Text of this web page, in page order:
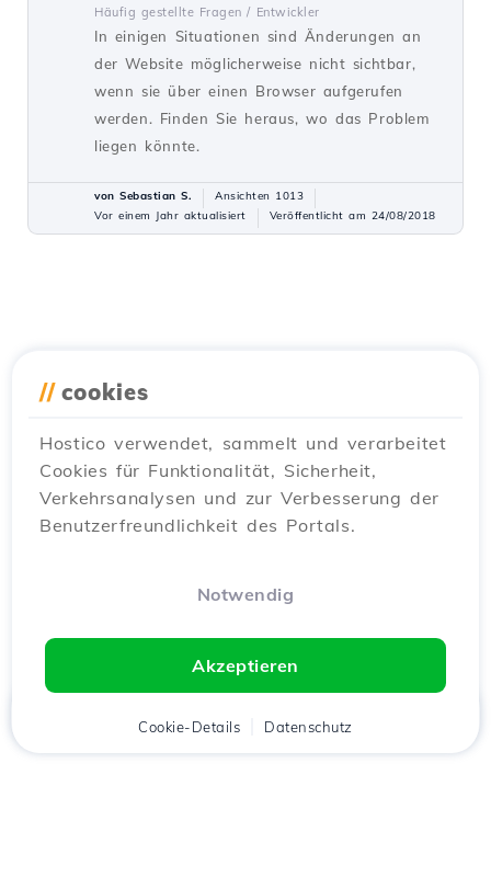
Häufig gestellte Fragen / Entwickler
In einigen Situationen sind Änderungen an
der Website möglicherweise nicht sichtbar,
wenn sie über einen Browser aufgerufen
werden. Finden Sie heraus, wo das Problem
liegen könnte.
von Sebastian S.
Ansichten 1013
Vor einem Jahr aktualisiert
Veröffentlicht am 24/08/2018
// cookies
Hostico verwendet, sammelt und verarbeitet
Cookies für Funktionalität, Sicherheit,
Verkehrsanalysen und zur Verbesserung der
Benutzerfreundlichkeit des Portals.
Notwendig
Akzeptieren
Cookie-Details Datenschutz
Kunde Warenkorb Chat